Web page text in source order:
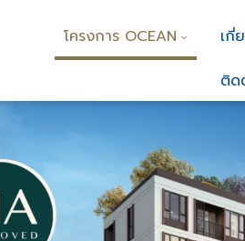
โครงการ OCEAN เกี่
ติด